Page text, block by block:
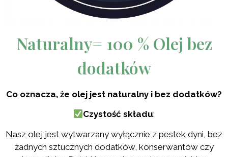
Naturalny= 100 % Olej bez
dodatków
Co oznacza, że olej jest naturalny i bez dodatków?
Czystość składu:
Nasz olej jest wytwarzany wyłącznie z pestek dyni, bez
żadnych sztucznych dodatków, konserwantów czy